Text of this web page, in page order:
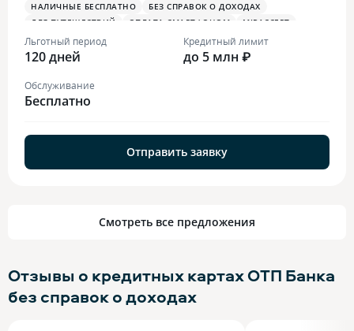
НАЛИЧНЫЕ БЕСПЛАТНО
БЕЗ СПРАВОК О ДОХОДАХ
ДЛЯ ПУТЕШЕСТВИЙ
ОПЛАТА СМАРТФОНОМ MIRACCEPT
Льготный период
120 дней
Кредитный лимит
до 5 млн ₽
Обслуживание
Бесплатно
Отправить заявку
Смотреть все предложения
Отзывы о кредитных картах ОТП Банка
без справок о доходах